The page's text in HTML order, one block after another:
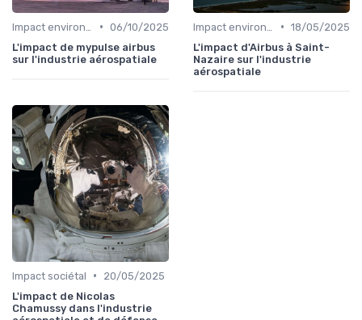
• 06/10/2025
L'impact de mypulse airbus
sur l'industrie aérospatiale
• 18/05/2025
L'impact d'Airbus à Saint-
Nazaire sur l'industrie
aérospatiale
Impact sociétal •
20/05/2025
L'impact de Nicolas
Chamussy dans l'industrie